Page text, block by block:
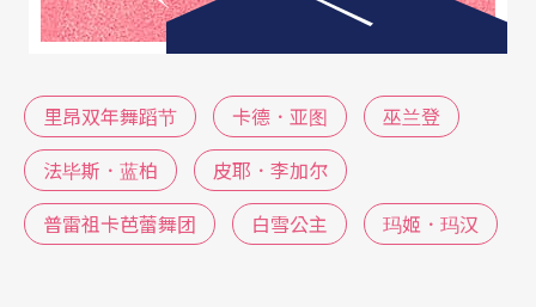
小、一直都小个儿等等。Accrorap舞团以轻盈的韵
律感呈现嘻哈舞，一段沙发舞，众舞者从沙发定点
出发，陆续作不规律的跳跃方向，在炫技之外，随
机线条让编舞增加许多灵动。整体舞作有一致性，
不至沦为众舞者斗舞。
里昂双年舞蹈节 卡德．亚图
巫兰登
法毕斯．蓝柏
皮耶．李加尔
普雷祖卡芭蕾舞团
白雪公主 玛姬．玛汉